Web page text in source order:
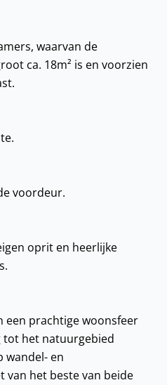
waarvan de
ca. 18m² is en voorzien
voordeur.
oprit en heerlijke
een prachtige woonsfeer
tot het natuurgebied
wandel- en
van het beste van beide